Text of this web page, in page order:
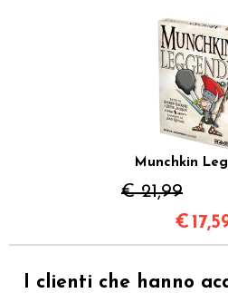
Munchkin
€ 21,99
€
I clienti che hanno